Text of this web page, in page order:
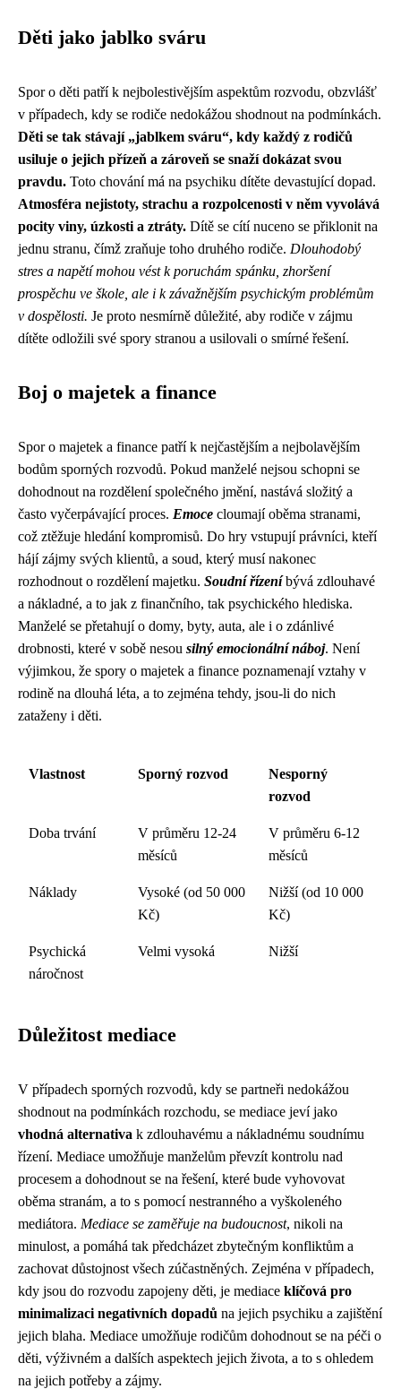
Děti jako jablko sváru
Spor o děti patří k nejbolestivějším aspektům rozvodu, obzvlášť
v případech, kdy se rodiče nedokážou shodnout na podmínkách.
Děti se tak stávají „jablkem sváru“, kdy každý z rodičů
usiluje o jejich přízeň a zároveň se snaží dokázat svou
pravdu. Toto chování má na psychiku dítěte devastující dopad.
Atmosféra nejistoty, strachu a rozpolcenosti v něm vyvolává
pocity viny, úzkosti a ztráty. Dítě se cítí nuceno se přiklonit na
jednu stranu, čímž zraňuje toho druhého rodiče. Dlouhodobý
stres a napětí mohou vést k poruchám spánku, zhoršení
prospěchu ve škole, ale i k závažnějším psychickým problémům
v dospělosti. Je proto nesmírně důležité, aby rodiče v zájmu
dítěte odložili své spory stranou a usilovali o smírné řešení.
Boj o majetek a finance
Spor o majetek a finance patří k nejčastějším a nejbolavějším
bodům sporných rozvodů. Pokud manželé nejsou schopni se
dohodnout na rozdělení společného jmění, nastává složitý a
často vyčerpávající proces. Emoce cloumají oběma stranami,
což ztěžuje hledání kompromisů. Do hry vstupují právníci, kteří
hájí zájmy svých klientů, a soud, který musí nakonec
rozhodnout o rozdělení majetku. Soudní řízeníbývá zdlouhavé
a nákladné, a to jak z finančního, tak psychického hlediska.
Manželé se přetahují o domy, byty, auta, ale i o zdánlivé
drobnosti, které v sobě nesou silný emocionální náboj. Není
výjimkou, že spory o majetek a finance poznamenají vztahy v
rodině na dlouhá léta, a to zejména tehdy, jsou-li do nich
zataženy i děti.
Vlastnost Sporný rozvod
Nesporný
rozvod
Doba trvání
V průměru 12-24
měsíců
V průměru 6-12
měsíců
Náklady
Vysoké (od 50 000
Kč)
Nižší (od 10 000
Kč)
Psychická
náročnost
Velmi vysoká Nižší
Důležitost mediace
V případech sporných rozvodů, kdy se partneři nedokážou
shodnout na podmínkách rozchodu, se mediace jeví jako
vhodná alternativa k zdlouhavému a nákladnému soudnímu
řízení. Mediace umožňuje manželům převzít kontrolu nad
procesem a dohodnout se na řešení, které bude vyhovovat
oběma stranám, a to s pomocí nestranného a vyškoleného
mediátora. Mediace se zaměřuje na budoucnost, nikoli na
minulost, a pomáhá tak předcházet zbytečným konfliktům a
zachovat důstojnost všech zúčastněných. Zejména v případech,
kdy jsou do rozvodu zapojeny děti, je mediace klíčová pro
minimalizaci negativních dopadů na jejich psychiku a zajištění
jejich blaha. Mediace umožňuje rodičům dohodnout se na péči o
děti, výživném a dalších aspektech jejich života, a to s ohledem
na jejich potřeby a zájmy.